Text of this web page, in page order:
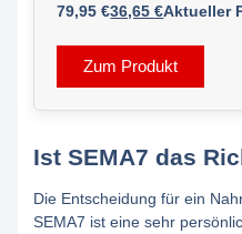
79,95 €36,65€Aktueller
Zum Produkt
Ist SEMA7 das
Die Entscheidung für ein
SEMA7 ist eine sehr